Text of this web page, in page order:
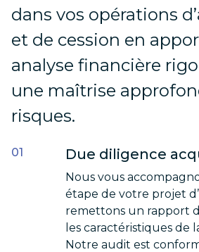
dans vos opérations
et de cession en
analyse financière
une maîtrise
risques.
Due diligence
Nous vous
étape de votre projet
remettons un rapport
les caractéristiques de
Notre audit est